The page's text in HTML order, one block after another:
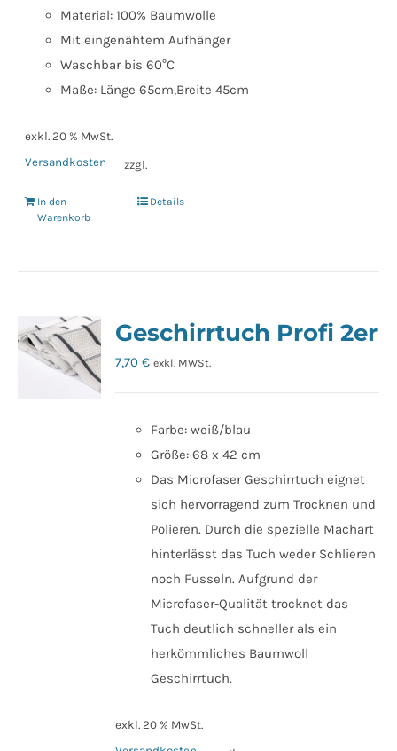
Material: 100% Baumwolle
Mit eingenähtem Aufhänger
Waschbar bis 60°C
Maße: Länge 65cm,Breite 45cm
exkl. 20 % MwSt.
zzgl.
Versandkosten
In den
Warenkorb
Details
Geschirrtuch Profi 2er
7,70€ exkl. MWSt.
Farbe: weiß/blau
Größe: 68 x 42 cm
Das Microfaser Geschirrtuch eignet
sich hervorragend zum Trocknen und
Polieren. Durch die spezielle Machart
hinterlässt das Tuch weder Schlieren
noch Fusseln. Aufgrund der
Microfaser-Qualität trocknet das
Tuch deutlich schneller als ein
herkömmliches Baumwoll
Geschirrtuch.
exkl. 20 % MwSt.